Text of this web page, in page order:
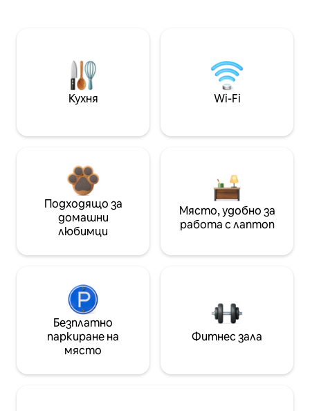
Кухня Wi-Fi
Подходящо за
домашни
любимци
Място, удобно за
работа с лаптоп
Безплатно
паркиране на
място
Фитнес зала